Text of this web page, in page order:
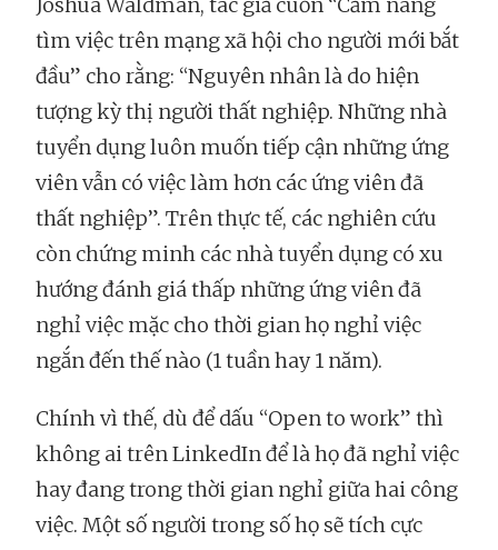
tìm việc trên mạng xã hội cho người mới bắt
đầu” cho rằng: “Nguyên nhân là do hiện
tượng kỳ thị người thất nghiệp. Những nhà
tuyển dụng luôn muốn tiếp cận những ứng
viên vẫn có việc làm hơn các ứng viên đã
thất nghiệp”. Trên thực tế, các nghiên cứu
còn chứng minh các nhà tuyển dụng có xu
hướng đánh giá thấp những ứng viên đã
nghỉ việc mặc cho thời gian họ nghỉ việc
ngắn đến thế nào (1 tuần hay 1 năm).
Chính vì thế, dù để dấu “Open to work” thì
không ai trên LinkedIn để là họ đã nghỉ việc
hay đang trong thời gian nghỉ giữa hai công
việc. Một số người trong số họ sẽ tích cực